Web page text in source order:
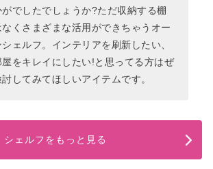
がでしたでしょうか?ただ収納する棚
なくさまざまな活用ができちゃうオー
シェルフ。インテリアを刷新したい、
屋をキレイにしたい!と思ってる方はぜ
してみてほしいアイテムです。
シェルフをもっと見る